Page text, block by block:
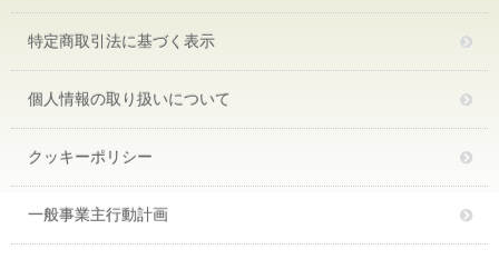
特定商取引法に基づく表示
個人情報の取り扱いについて
クッキーポリシー
一般事業主行動計画